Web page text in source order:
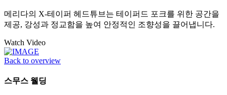
메리다의 X-테이퍼 헤드튜브는 테이퍼드 포크를 위한 공간을
제공, 강성과 정교함을 높여 안정적인 조향성을 끌어냅니다.
Watch Video
Back to overview
스무스 웰딩